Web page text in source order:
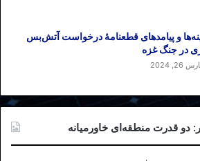
برای دورزدن تحریم، تنها
ایران نیست. روسیه از تهران
را نیز مطالبه دارد؛
نوار صوتی ظریف، ورود
مطالبه آن زمان پوتین از
نیروی قدس بود.
جمهوری اسلامی حضور
و پیامدهای قطعنامهٔ درخواست آتش‌بس
در جنگ غزه
26, 2024
دو قدرت منطقه‌ای خاورمیانه